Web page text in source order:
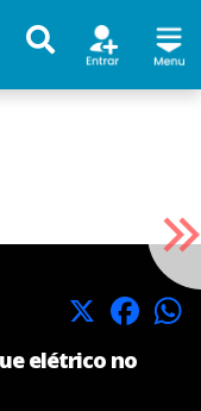
X Facebook
elétrico no